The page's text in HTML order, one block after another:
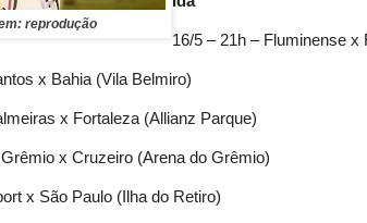
reprodução
16/5 – 21h – Fluminense x
x Bahia (Vila Belmiro)
x Fortaleza (Allianz Parque)
x Cruzeiro (Arena do Grêmio)
x São Paulo (Ilha do Retiro)